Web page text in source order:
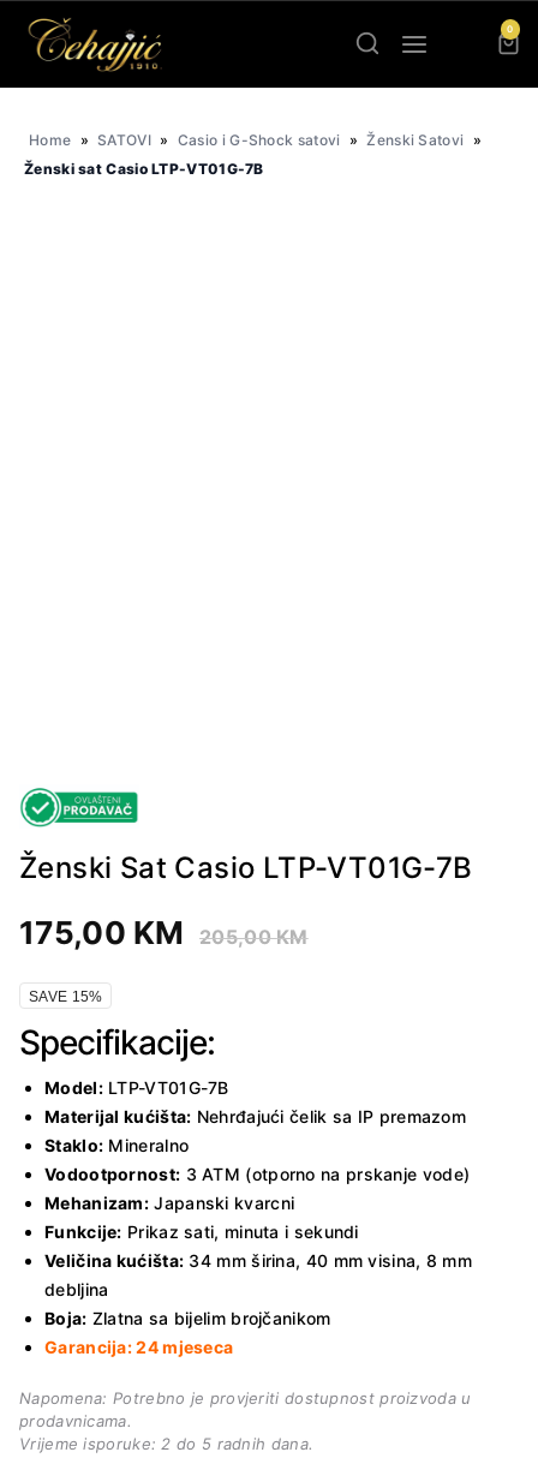
0
Home » SATOVI » Casio i G-Shock satovi » Ženski Satovi »
Ženski sat Casio LTP-VT01G-7B
Ženski Sat Casio LTP-VT01G-7B
175,00 KM 205,00KM
SAVE 15%
Specifikacije:
Model:LTP-VT01G-7B
Materijal kućišta: Nehrđajući čelik sa IP premazom
Staklo: Mineralno
Vodootpornost: 3 ATM (otporno na prskanje vode)
Mehanizam: Japanski kvarcni
Funkcije: Prikaz sati, minuta i sekundi
Veličina kućišta: 34 mm širina, 40 mm visina, 8 mm
debljina
Boja: Zlatna sa bijelim brojčanikom
Garancija: 24 mjeseca
Napomena: Potrebno je provjeriti dostupnost proizvoda u
prodavnicama.
Vrijeme isporuke: 2 do 5 radnih dana.